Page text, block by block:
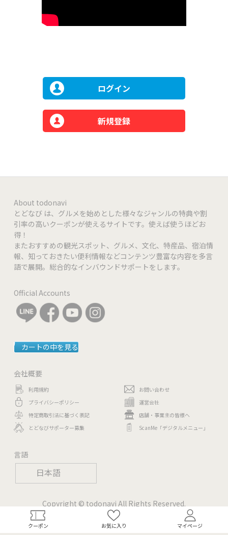
日本語
クーポン お気に入り マイページ
ログイン
新規登録
About todonavi
とどなび は、グルメを始めとした様々なジャンルの特典や割
引率の高いクーポンが使えるサイトです。使えば使うほどお
得！
またおすすめの観光スポット、グルメ、文化、特産品、宿泊情
報、知っておきたい便利情報などコンテンツ豊富な内容を多言
語で展開。総合的なインバウンドサポートをします。
Official Accounts
カートの中を見る
会社概要
利用規約
プライバシーポリシー
特定商取引法に基づく表記
とどなびサポーター募集
お問い合わせ
運営会社
店舗・事業主の皆様へ
ScanMe「デジタルメニュー」
言語
Copyright © todonavi All Rights Reserved.